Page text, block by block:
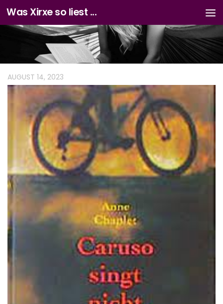
Zum Inhalt springen
Was Xirxe so liest ...
AUGUST 14, 2023